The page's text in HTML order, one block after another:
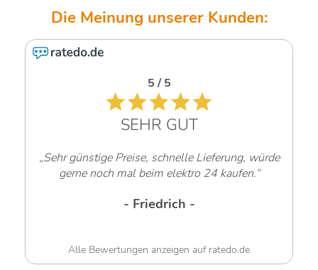
4.6 / 5
SEHR GUT
„Sehr freundliche Mitarbeiter!“
Alle Bewertungen anzeigen auf ratedo.de